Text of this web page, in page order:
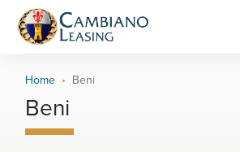
Home Beni
Beni